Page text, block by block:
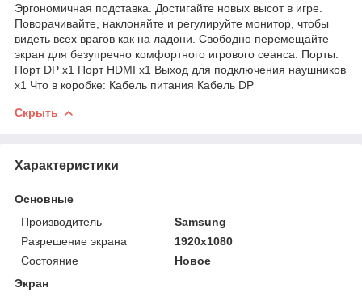
Эргономичная подставка. Достигайте новых высот в игре.
Поворачивайте, наклоняйте и регулируйте монитор, чтобы
видеть всех врагов как на ладони. Свободно перемещайте
экран для безупречно комфортного игрового сеанса. Порты:
Порт DP x1 Порт HDMI x1 Выход для подключения наушников
x1 Что в коробке: Кабель питания Кабель DP
Скрыть
Характеристики
Основные
Производитель
Samsung
Разрешение экрана
1920x1080
Состояние
Новое
Экран